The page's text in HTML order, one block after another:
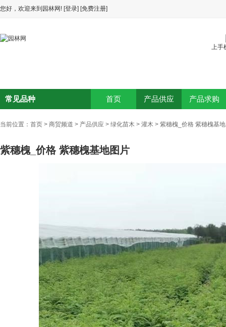
您好，欢迎来到园林网! [登录] [免费注册]
上手
首页 产品供应 产品求购
常见品种
当前位置： 首页 > 商贸频道 > 产品供应 > 绿化苗木 > 灌木 > 紫穗槐_价格 紫穗槐基地
紫穗槐_价格 紫穗槐基地图片